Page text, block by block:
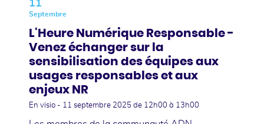
11
Septembre
L'Heure Numérique Responsable -
Venez échanger sur la
sensibilisation des équipes aux
usages responsables et aux
enjeux NR
En visio - 11 septembre 2025 de 12h00 à 13h00